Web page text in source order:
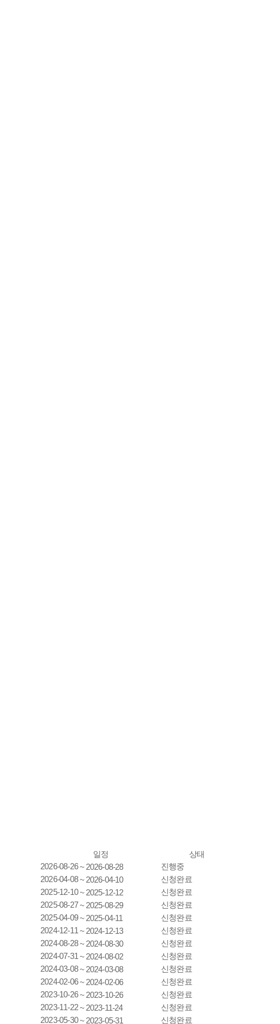
일정
상태
2026-08-26~ 2026-08-28
진행중
2026-04-08~ 2026-04-10
신청완료
2025-12-10~ 2025-12-12
신청완료
2025-08-27~ 2025-08-29
신청완료
2025-04-09~ 2025-04-11
신청완료
2024-12-11~ 2024-12-13
신청완료
2024-08-28~ 2024-08-30
신청완료
2024-07-31~ 2024-08-02
신청완료
2024-03-08~ 2024-03-08
신청완료
2024-02-06~ 2024-02-06
신청완료
2023-10-26~ 2023-10-26
신청완료
2023-11-22~ 2023-11-24
신청완료
2023-05-30~ 2023-05-31 신청완료